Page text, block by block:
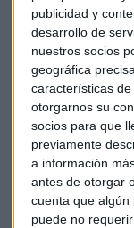
publicidad y
desarrollo de
nuestros socios
geográfica
características
otorgarnos su
socios para que
previamente
a información
antes de otorgar
cuenta que algún
puede no